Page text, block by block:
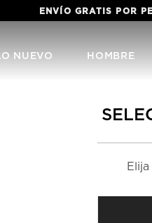
ENVÍO GRATIS POR
NUEVO HOMBRE